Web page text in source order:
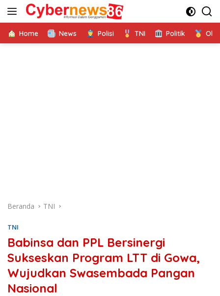
Langsung
Home News Polisi TNI Politik
Beranda TNI
TNI
Babinsa dan PPL Bersinergi
Sukseskan Program LTT di Gowa,
Wujudkan Swasembada Pangan
Nasional